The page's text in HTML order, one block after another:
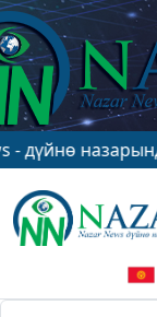
назарында!